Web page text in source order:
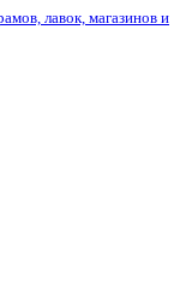
лавок, магазинов и